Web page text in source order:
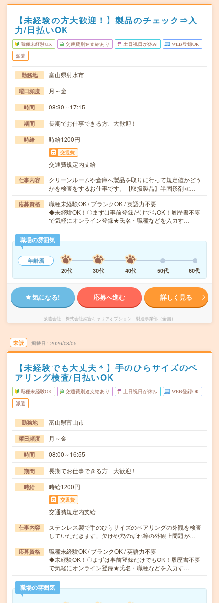
【未経験の方大歓迎！】製品のチェック⇒入
力/日払いOK
職種未経験OK 交通費別途支給あり 土日祝日が休み WEB登録OK
派遣
勤務地 富山県射水市
曜日頻度 月～金
時間 08:30～17:15
期間 長期でお仕事できる方、大歓迎！
時給 時給1200円
交通費
交通費規定内支給
仕事内容
クリーンルームや倉庫へ製品を取りに行って規定値かどう
かを検査をするお仕事です。【取扱製品】半固形剤≪…
応募資格
職種未経験OK / ブランクOK / 英語力不要
◆未経験OK！〇まずは事前登録だけでもOK！履歴書不要
で気軽にオンライン登録★氏名・職種などを入力す…
職場の雰囲気
年齢層
20代
30代 40代 50代 60代
気になる! 応募へ進む 詳しく見る
派遣会社 株式会社綜合キャリアオプション 製造事業部（全国）
未読 掲載日 2026/08/05
【未経験でも大丈夫＊】手のひらサイズのベ
アリング検査/日払いOK
職種未経験OK 交通費別途支給あり 土日祝日が休み WEB登録OK
派遣
勤務地 富山県富山市
曜日頻度 月～金
時間 08:00～16:55
期間 長期でお仕事できる方、大歓迎！
時給 時給1200円
交通費
交通費規定内支給
仕事内容
ステンレス製で手のひらサイズのベアリングの外観を検査
していただきます。欠けや穴のずれ等の外観上問題が…
応募資格
職種未経験OK / ブランクOK / 英語力不要
◆未経験OK！〇まずは事前登録だけでもOK！履歴書不要
で気軽にオンライン登録★氏名・職種などを入力す…
職場の雰囲気